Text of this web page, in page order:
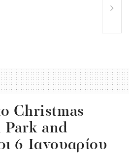
Christmas
Park and
6 Ιανουαρίου